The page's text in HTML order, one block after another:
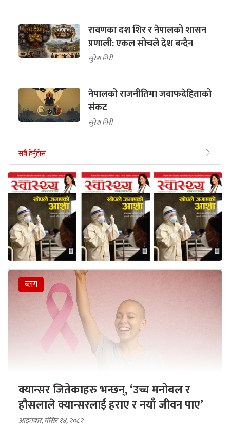
रावणका दश शिर र नेपालको शासन
प्रणाली: एकल सोचले देश बन्दैन
सुरेश गिरी
नेपालको राजनीतिमा जवाफदेहिताको
संकट
सुरेश गिरी
सबै हेर्नुहोस
ब्लग
क्यान्सर जितेकाहरु भन्छन्, ‘उच्च मनोबल र
हौसलाले क्यान्सरलाई हराए र नयाँ जीवन पाए’
आइतबार, मंसिर १४, २०८२